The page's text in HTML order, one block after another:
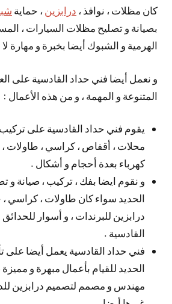
كان مظلات ، نوافذ ، درابزين ، حماية
بصيانة و تصليح مظلات السيارات ،
الهرمية و الشبوك أيضا بخبرة و مهارة لا
و نعمل أيضا فني حداد القادسية على
المتنوعة و المهمة ، و من هذه الأعمال :
يقوم فني حداد القادسية على
محلات ، أقفاص ، كراسي ، طاولات ،
كهرباء بعدة أحجام و أشكال .
و نقوم ايضا بفك ، تركيب ، صيانة و
الحديد سواء كان طاولات ، كراسي ،
درابزين للبرندات ، و أسوار
القادسية .
فني حداد القادسية يعمل أيضا على
الحديد للقيام بأعمال مبهرة و مميزة
مهندس و مصمم لتصميم درابزين